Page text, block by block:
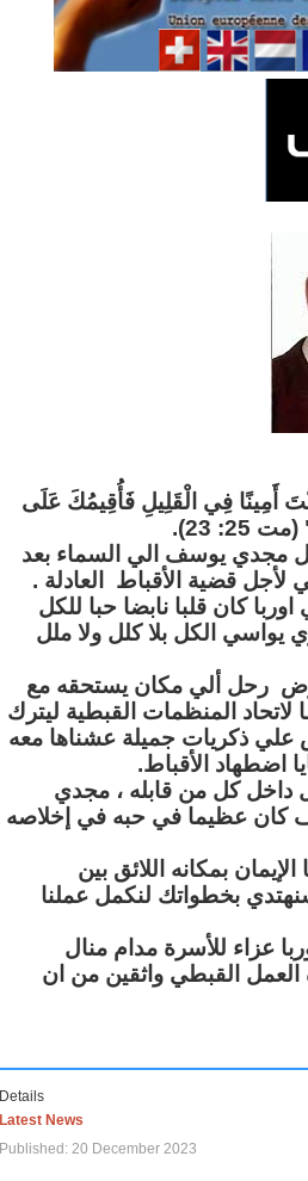
أَمِينًا فِي الْقَلِيلِ فَأُقِيمُكَ عَلَى
23).
مجدي يوسف الي السماء بعد
قضية الأقباط العادلة .
كان قلبا نابضا حبا للكل
يواسي الكل بلا كلل ولا ملل
رحل ألي مكان يستحقه مع
المنظمات القبطية ليترك
علي ذكريات جميلة عشناها معه
اضطهاد الأقباط.
داخل كل من قابله ، مجدي
عظيما في حبه في إخلاصه
بمكانه اللائق بين
بخطواتك لنكمل عملنا
عزاء للأسرة مدام منال
العمل القبطي واثقين من ان
Details
Latest News
Published: 20 December 2023